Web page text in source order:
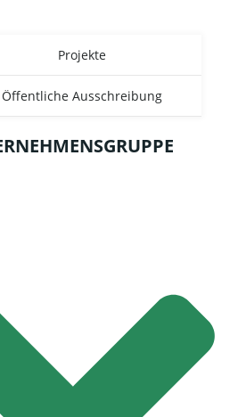
Projekte
Öffentliche Ausschreibung